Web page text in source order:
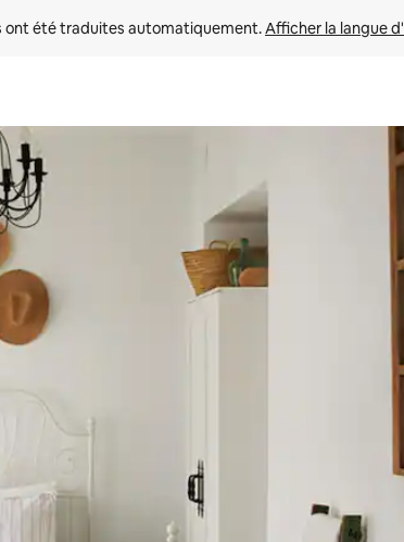
ont été traduites automatiquement. Afficher la langue
le bas pour les parcourir ou en appuyant et en faisant